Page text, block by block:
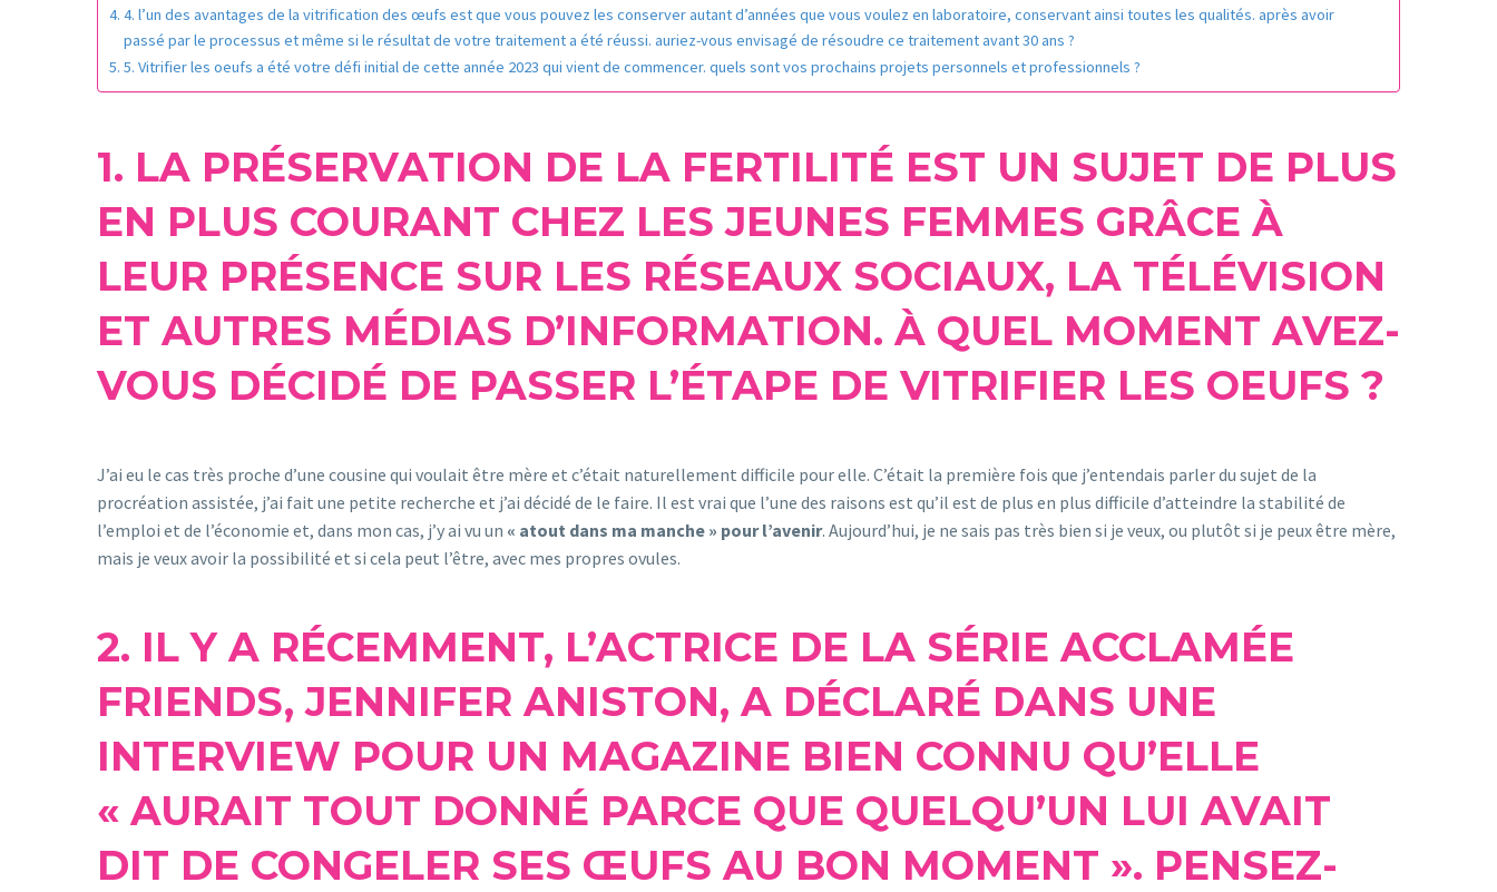
4. l’un des avantages de la vitrification des œufs est que vous pouvez les conserver autant d’années que vous voulez en laboratoire, conservant ainsi toutes les qualités. après avoir
passé par le processus et même si le résultat de votre traitement a été réussi. auriez-vous envisagé de résoudre ce traitement avant 30 ans ?
5. Vitrifier les oeufs a été votre défi initial de cette année 2023 qui vient de commencer. quels sont vos prochains projets personnels et professionnels ?
1. LA PRÉSERVATION DE LA FERTILITÉ EST UN SUJET DE PLUS
EN PLUS COURANT CHEZ LES JEUNES FEMMES GRÂCE À
LEUR PRÉSENCE SUR LES RÉSEAUX SOCIAUX, LA TÉLÉVISION
ET AUTRES MÉDIAS D’INFORMATION. À QUEL MOMENT AVEZ-
VOUS DÉCIDÉ DE PASSER L’ÉTAPE DE VITRIFIER LES OEUFS ?
J’ai eu le cas très proche d’une cousine qui voulait être mère et c’était naturellement difficile pour elle. C’était la première fois que j’entendais parler du sujet de la
procréation assistée, j’ai fait une petite recherche et j’ai décidé de le faire. Il est vrai que l’une des raisons est qu’il est de plus en plus difficile d’atteindre la stabilité de
l’emploi et de l’économie et, dans mon cas, j’y ai vu un « atout dans ma manche » pour l’avenir. Aujourd’hui, je ne sais pas très bien si je veux, ou plutôt si je peux être mère,
mais je veux avoir la possibilité et si cela peut l’être, avec mes propres ovules.
2. IL Y A RÉCEMMENT, L’ACTRICE DE LA SÉRIE ACCLAMÉE
FRIENDS, JENNIFER ANISTON, A DÉCLARÉ DANS UNE
INTERVIEW POUR UN MAGAZINE BIEN CONNU QU’ELLE
« AURAIT TOUT DONNÉ PARCE QUE QUELQU’UN LUI AVAIT
DIT DE CONGELER SES ŒUFS AU BON MOMENT ». PENSEZ-